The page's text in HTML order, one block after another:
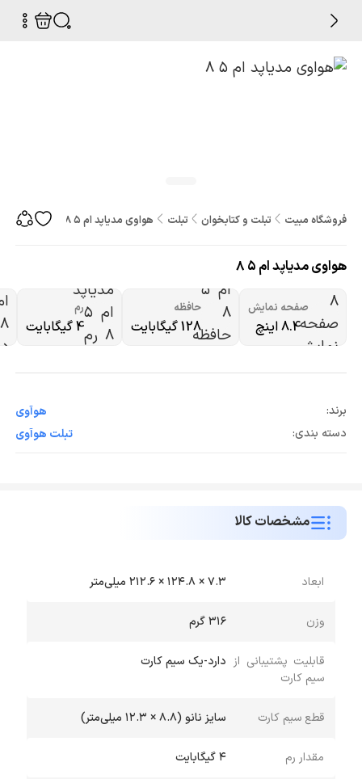
فروشگاه مبیت تبلت و کتابخوان تبلت هواوی مدیاپد ام 5 8
هواوی مدیاپد ام 5 8
صفحه نمایش
8.4 اینچ
حافظه
128 گیگابایت
رم
4 گیگابایت
برند:
هوآوی
دسته بندی:
تبلت هوآوی
مشخصات کالا
ابعاد 7.3 × 124.8 × 212.6 میلی‌متر
وزن 316 گرم
قابلیت پشتیبانی از
سیم کارت
دارد-یک سیم کارت
قطع سیم کارت سایز نانو (8.8 × 12.3 میلی‌متر)
مقدار رم 4 گیگابایت